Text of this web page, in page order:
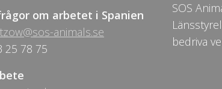
om arbetet i Spanien
animals.se
25 78 75
SOS
bedriva